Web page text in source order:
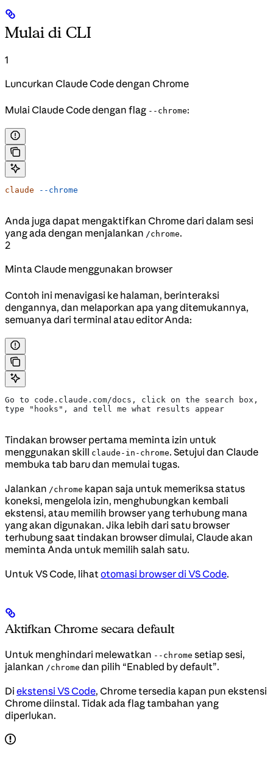
Mulai di CLI
1
Luncurkan Claude Code dengan Chrome
Mulai Claude Code dengan flag --chrome:
claude --chrome
Anda juga dapat mengaktifkan Chrome dari dalam sesi
yang ada dengan menjalankan /chrome.
2
Minta Claude menggunakan browser
Contoh ini menavigasi ke halaman, berinteraksi
dengannya, dan melaporkan apa yang ditemukannya,
semuanya dari terminal atau editor Anda:
Go to code.claude.com/docs, click on the search box,
type "hooks", and tell me what results appear
Tindakan browser pertama meminta izin untuk
menggunakan skill claude-in-chrome. Setujui dan Claude
membuka tab baru dan memulai tugas.
Jalankan /chrome kapan saja untuk memeriksa status
koneksi, mengelola izin, menghubungkan kembali
ekstensi, atau memilih browser yang terhubung mana
yang akan digunakan. Jika lebih dari satu browser
terhubung saat tindakan browser dimulai, Claude akan
meminta Anda untuk memilih salah satu.
Untuk VS Code, lihat otomasi browser di VS Code.
Aktifkan Chrome secara default
Untuk menghindari melewatkan --chrome setiap sesi,
jalankan /chrome dan pilih “Enabled by default”.
Di ekstensi VS Code, Chrome tersedia kapan pun ekstensi
Chrome diinstal. Tidak ada flag tambahan yang
diperlukan.